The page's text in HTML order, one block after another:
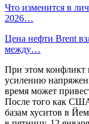
Что изменится в
2026…
Цена нефти Brent
между…
При этом конфликт
усилению
время может
После того как
базам хуситов в